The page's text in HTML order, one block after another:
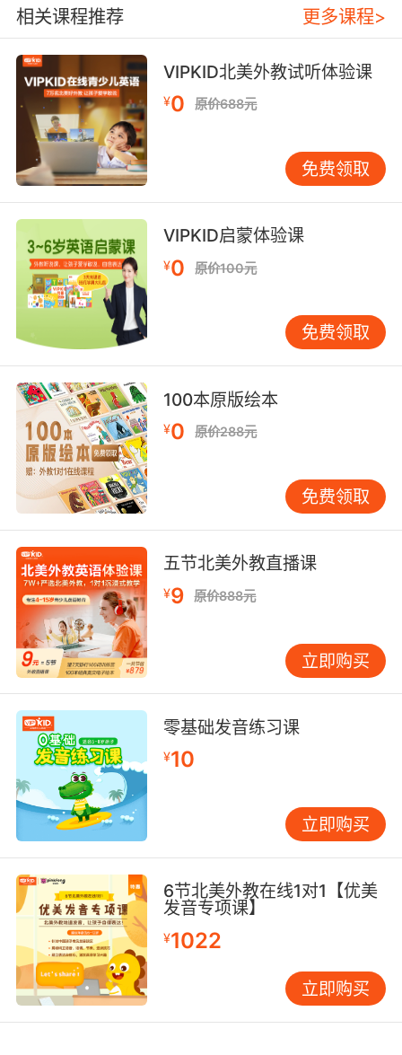
26个字母标准写法的具体指导，帮助孩子逐步掌
握每个字母的正确书写方式。 大写字母 A：从顶
部开始，先写一个斜线，再写一个相反的斜线，
最后在中间加一横线。 B：从上到下写一条直
线，然后在顶部和底部各写一个半圆。 C：从顶
部开始，写一个向右的半圆。 D：从上到下写一
条直线，然后在右侧写一个半圆。 E：从上到下
写一条直线，然后在顶部、中间和底部各写一横
线。 F：从上到下写一条直线，然后在顶部和中
间各写一横线。 G：从顶部开始，写一个向右的
半圆，然后在底部加一个小钩。 H：写两条平行
的直线，然后在中间加一横线。 I：从上到下写一
条直线，然后在顶部和底部各加一个小横线。
J：从上到下写一条直线，然后在底部加一个小
钩。 K：从上到下写一条直线，然后在中间写一
个斜线，再写一个相反的斜线。 L：从上到下写
一条直线，然后在底部加一横线。 M：从顶部开
始，写一个向下的斜线，再写一个向上的斜线，
最后再写一个向下的斜线。 N：从顶部开始，写
一个向下的斜线，再写一个向上的斜线。 O：写
一个完整的圆形。 P：从上到下写一条直线，然
后在顶部写一个半圆。 Q：写一个完整的圆形，
然后在底部加一个小钩。 R：从上到下写一条直
线，然后在顶部写一个半圆，再在中间写一个斜
线。 S：从顶部开始，写一个向右的半圆，再写
一个向左的半圆。 T：从上到下写一条直线，然
后在顶部加一横线。 U：从顶部开始，写一个向
下的直线，再写一个向上的直线。 V：从顶部开
始，写一个向下的斜线，再写一个向上的斜线。
W：从顶部开始，写一个向下的斜线，再写一个
向上的斜线，再写一个向下的斜线，最后写一个
向上的斜线。 X：从顶部开始，写一个向右的斜
线，再写一个向左的斜线。 Y：从顶部开始，写
一个向下的斜线，再写一个向上的斜线。 Z：从
顶部开始，写一横线，再写一个斜线，最后写一
横线。 小写字母
a：从顶部开始，写一个向右的半圆，再写一个向
下的直线。 b：从上到下写一条直线，然后在底
部写一个半圆。 c：从顶部开始，写一个向右的
半圆。 d：从上到下写一条直线，然后在底部写
一个半圆。 e：从顶部开始，写一个向右的半
圆，再写一横线。 f：从上到下写一条直线，然后
在中间写一个向右的半圆。 g：从顶部开始，写
相关课程推荐 更多课程>
VIPKID北美外教试听体验课
¥0 原价688元
免费领取
VIPKID启蒙体验课
¥0 原价100元
免费领取
100本原版绘本
¥0 原价288元
免费领取
五节北美外教直播课
¥9 原价888元
立即购买
零基础发音练习课
¥10
立即购买
6节北美外教在线1对1【优美
发音专项课】
¥1022
立即购买